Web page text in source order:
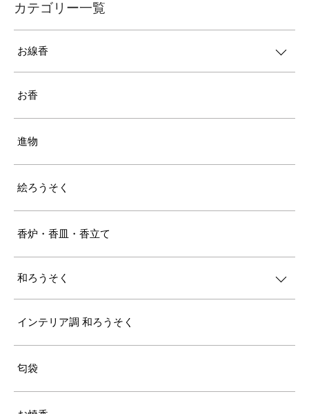
カテゴリー一覧
お線香
お香
進物
絵ろうそく
香炉・香皿・香立て
和ろうそく
インテリア調 和ろうそく
匂袋